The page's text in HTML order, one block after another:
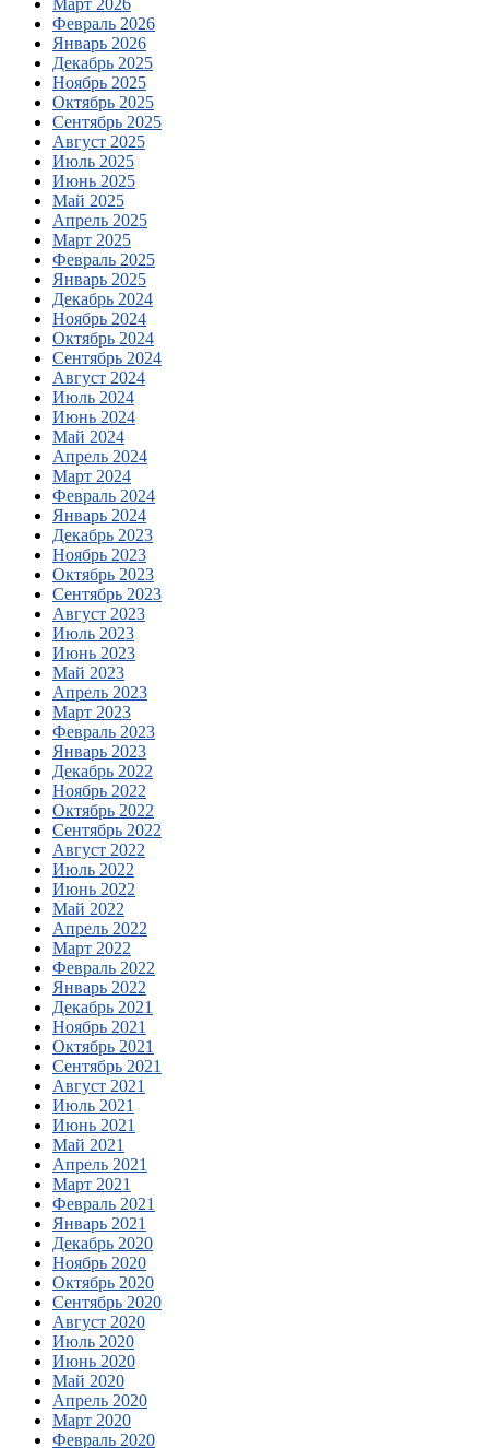
Март 2026
Февраль 2026
Январь 2026
Декабрь 2025
Ноябрь 2025
Октябрь 2025
Сентябрь 2025
Август 2025
Июль 2025
Июнь 2025
Май 2025
Апрель 2025
Март 2025
Февраль 2025
Январь 2025
Декабрь 2024
Ноябрь 2024
Октябрь 2024
Сентябрь 2024
Август 2024
Июль 2024
Июнь 2024
Май 2024
Апрель 2024
Март 2024
Февраль 2024
Январь 2024
Декабрь 2023
Ноябрь 2023
Октябрь 2023
Сентябрь 2023
Август 2023
Июль 2023
Июнь 2023
Май 2023
Апрель 2023
Март 2023
Февраль 2023
Январь 2023
Декабрь 2022
Ноябрь 2022
Октябрь 2022
Сентябрь 2022
Август 2022
Июль 2022
Июнь 2022
Май 2022
Апрель 2022
Март 2022
Февраль 2022
Январь 2022
Декабрь 2021
Ноябрь 2021
Октябрь 2021
Сентябрь 2021
Август 2021
Июль 2021
Июнь 2021
Май 2021
Апрель 2021
Март 2021
Февраль 2021
Январь 2021
Декабрь 2020
Ноябрь 2020
Октябрь 2020
Сентябрь 2020
Август 2020
Июль 2020
Июнь 2020
Май 2020
Апрель 2020
Март 2020
Февраль 2020